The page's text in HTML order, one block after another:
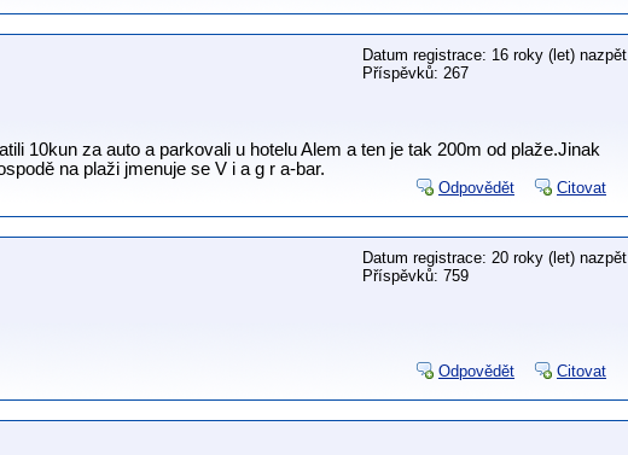
Datum registrace: 16 roky (let) nazpět
Příspěvků: 267
10kun za auto a parkovali u hotelu Alem a ten je tak 200m od plaže.Jinak
na plaži jmenuje se V i a g r a-bar.
Odpovědět Citovat
Datum registrace: 20 roky (let) nazpět
Příspěvků: 759
Odpovědět Citovat